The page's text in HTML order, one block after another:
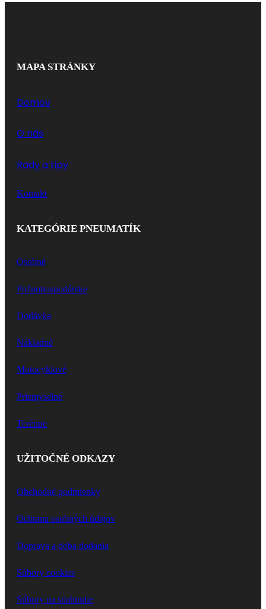
MAPA STRÁNKY
Domov
O nás
Rady a tipy
Kontakt
KATEGÓRIE PNEUMATÍK
Osobné
Poľnohospodárske
Dodávka
Nákladné
Motocyklové
Priemyselné
Terénne
UŽITOČNÉ ODKAZY
Obchodné podmienky
Ochrana osobných údajov
Doprava a doba dodania
Súbory cookies
Súbory na stiahnutie